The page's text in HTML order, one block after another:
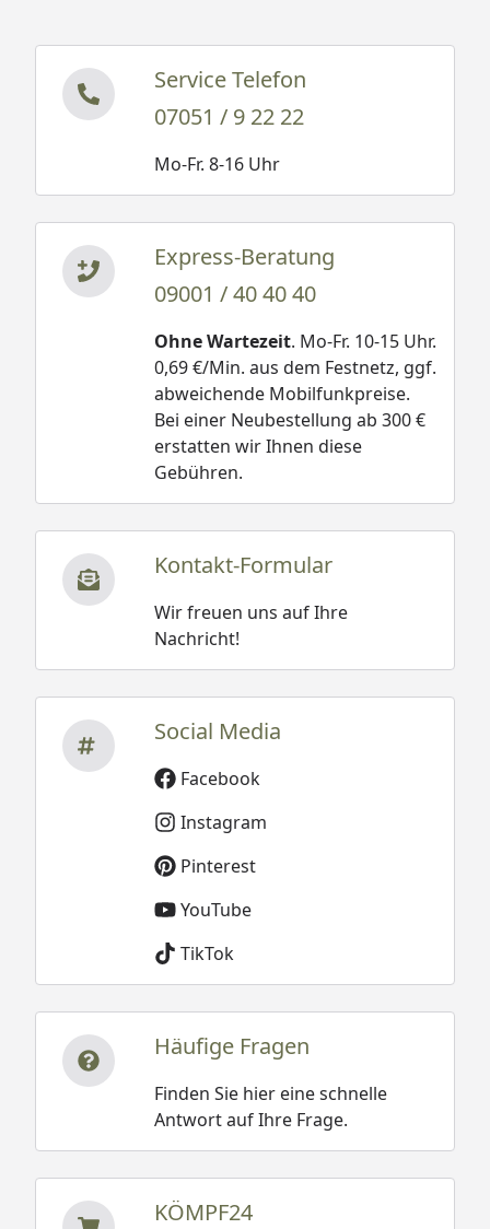
Service Telefon
07051 / 9 22 22
Mo-Fr. 8-16 Uhr
Express-Beratung
09001 / 40 40 40
Ohne Wartezeit. Mo-Fr. 10-15 Uhr.
0,69 €/Min. aus dem Festnetz, ggf.
abweichende Mobilfunkpreise.
Bei einer Neubestellung ab 300 €
erstatten wir Ihnen diese
Gebühren.
Kontakt-Formular
Wir freuen uns auf Ihre
Nachricht!
Social Media
Facebook
Instagram
Pinterest
YouTube
TikTok
Häufige Fragen
Finden Sie hier eine schnelle
Antwort auf Ihre Frage.
KÖMPF24